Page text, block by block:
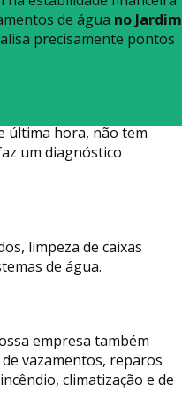
de água no Jardim
precisamente pontos
última hora, não tem
um diagnóstico
limpeza de caixas
de água.
empresa também
vazamentos, reparos
climatização e de